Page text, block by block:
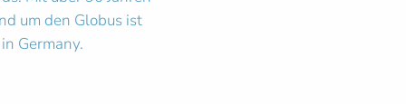
um den Globus ist
Germany.